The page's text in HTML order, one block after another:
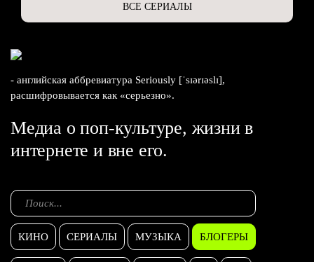
ВСЕ СЕРИАЛЫ
- английская аббревиатура Seriously [ˈsɪərɪəslɪ],
расшифровывается как «серьезно».
Медиа о поп-культуре, жизни в
интернете и вне его.
КИНО СЕРИАЛЫ МУЗЫКА БЛОГЕРЫ